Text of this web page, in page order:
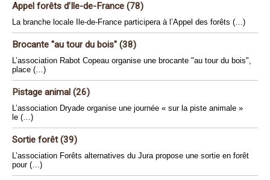
Appel forêts d’Ile-de-France (78)
La branche locale Ile-de-France participera à l’Appel des forêts (…)
Brocante "au tour du bois" (38)
L’association Rabot Copeau organise une brocante "au tour du bois",
place (…)
Pistage animal (26)
L’association Dryade organise une journée « sur la piste animale »
le (…)
Sortie forêt (39)
L’association Forêts alternatives du Jura propose une sortie en forêt
pour (…)